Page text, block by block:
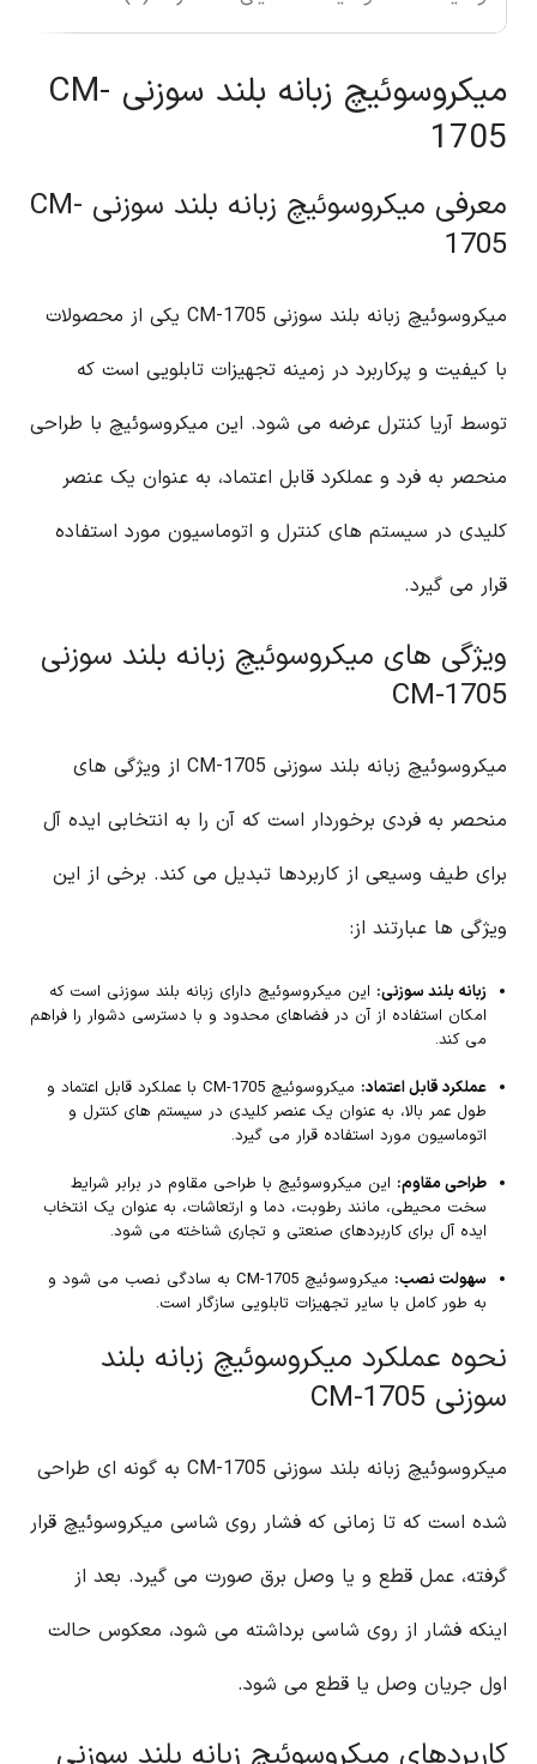
میکروسوئیچ زبانه بلند سوزنی CM-
1705
معرفی میکروسوئیچ زبانه بلند سوزنی CM-
1705
میکروسوئیچ زبانه بلند سوزنی CM-1705 یکی از محصولات
با کیفیت و پرکاربرد در زمینه تجهیزات تابلویی است که
توسط آریا کنترل عرضه می شود. این میکروسوئیچ با طراحی
منحصر به فرد و عملکرد قابل اعتماد، به عنوان یک عنصر
کلیدی در سیستم های کنترل و اتوماسیون مورد استفاده
قرار می گیرد.
ویژگی های میکروسوئیچ زبانه بلند سوزنی
CM-1705
میکروسوئیچ زبانه بلند سوزنی CM-1705 از ویژگی های
منحصر به فردی برخوردار است که آن را به انتخابی ایده آل
برای طیف وسیعی از کاربردها تبدیل می کند. برخی از این
ویژگی ها عبارتند از:
زبانه بلند سوزنی: این میکروسوئیچ دارای زبانه بلند سوزنی است که
امکان استفاده از آن در فضاهای محدود و با دسترسی دشوار را فراهم
می کند.
عملکرد قابل اعتماد:
میکروسوئیچ CM-1705 با عملکرد قابل اعتماد و
طول عمر بالا، به عنوان یک عنصر کلیدی در سیستم های کنترل و
اتوماسیون مورد استفاده قرار می گیرد.
طراحی مقاوم: این میکروسوئیچ با طراحی مقاوم در برابر شرایط
سخت محیطی، مانند رطوبت، دما و ارتعاشات، به عنوان یک انتخاب
ایده آل برای کاربردهای صنعتی و تجاری شناخته می شود.
سهولت نصب:
میکروسوئیچ CM-1705 به سادگی نصب می شود و
به طور کامل با سایر تجهیزات تابلویی سازگار است.
نحوه عملکرد میکروسوئیچ زبانه بلند
سوزنی CM-1705
میکروسوئیچ زبانه بلند سوزنی CM-1705 به گونه ای طراحی
شده است که تا زمانی که فشار روی شاسی میکروسوئیچ قرار
گرفته، عمل قطع و یا وصل برق صورت می گیرد. بعد از
اینکه فشار از روی شاسی برداشته می شود، معکوس حالت
اول جریان وصل یا قطع می شود.